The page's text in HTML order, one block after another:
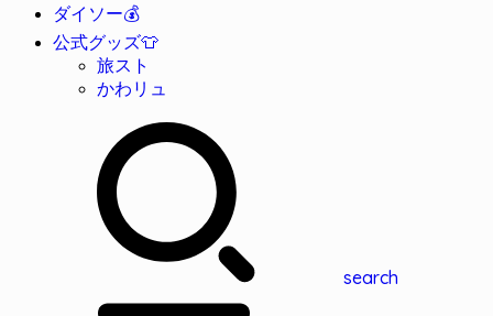
ダイソー💰
公式グッズ👕
旅スト
かわリュ
search